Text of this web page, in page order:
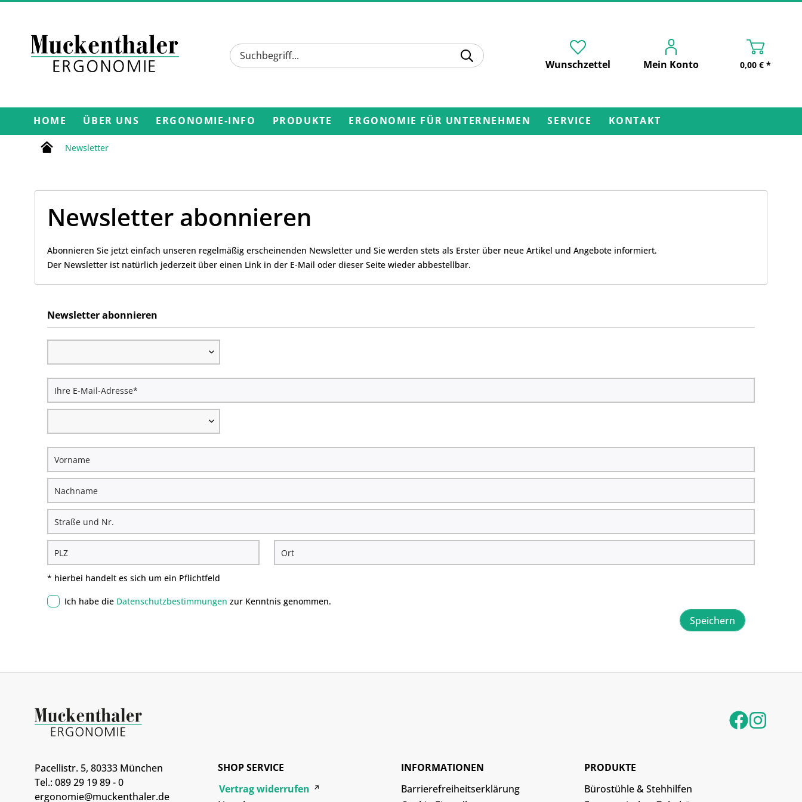
Wunschzettel Mein Konto 0,00 € *
HOME ÜBER UNS ERGONOMIE-INFO PRODUKTE ERGONOMIE FÜR UNTERNEHMEN SERVICE KONTAKT
Newsletter
Newsletter abonnieren
Abonnieren Sie jetzt einfach unseren regelmäßig erscheinenden Newsletter und Sie werden stets als Erster über neue Artikel und Angebote informiert.
Der Newsletter ist natürlich jederzeit über einen Link in der E-Mail oder dieser Seite wieder abbestellbar.
Newsletter abonnieren
* hierbei handelt es sich um ein Pflichtfeld
Ich habe die Datenschutzbestimmungen zur Kenntnis genommen.
Speichern
Pacellistr. 5, 80333 München
Tel.: 089 29 19 89 - 0
ergonomie@muckenthaler.de
SHOP SERVICE
Vertrag widerrufen
INFORMATIONEN
Barrierefreiheitserklärung
PRODUKTE
Bürostühle & Stehhilfen